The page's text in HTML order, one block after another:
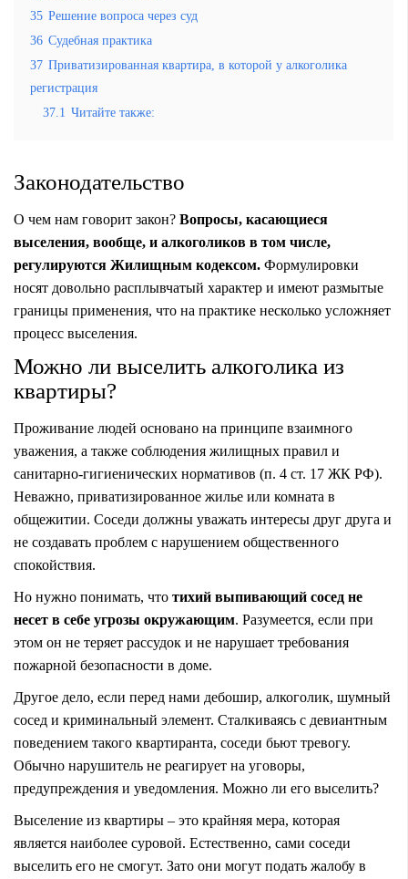
35 Решение вопроса через суд
36 Судебная практика
37 Приватизированная квартира, в которой у алкоголика
регистрация
37.1 Читайте также:
Законодательство
О чем нам говорит закон? Вопросы, касающиеся
выселения, вообще, и алкоголиков в том числе,
регулируются Жилищным кодексом. Формулировки
носят довольно расплывчатый характер и имеют размытые
границы применения, что на практике несколько усложняет
процесс выселения.
Можно ли выселить алкоголика из
квартиры?
Проживание людей основано на принципе взаимного
уважения, а также соблюдения жилищных правил и
санитарно-гигиенических нормативов (п. 4 ст. 17 ЖК РФ).
Неважно, приватизированное жилье или комната в
общежитии. Соседи должны уважать интересы друг друга и
не создавать проблем с нарушением общественного
спокойствия.
Но нужно понимать, что тихий выпивающий сосед не
несет в себе угрозы окружающим. Разумеется, если при
этом он не теряет рассудок и не нарушает требования
пожарной безопасности в доме.
Другое дело, если перед нами дебошир, алкоголик, шумный
сосед и криминальный элемент. Сталкиваясь с девиантным
поведением такого квартиранта, соседи бьют тревогу.
Обычно нарушитель не реагирует на уговоры,
предупреждения и уведомления. Можно ли его выселить?
Выселение из квартиры – это крайняя мера, которая
является наиболее суровой. Естественно, сами соседи
выселить его не смогут. Зато они могут подать жалобу в